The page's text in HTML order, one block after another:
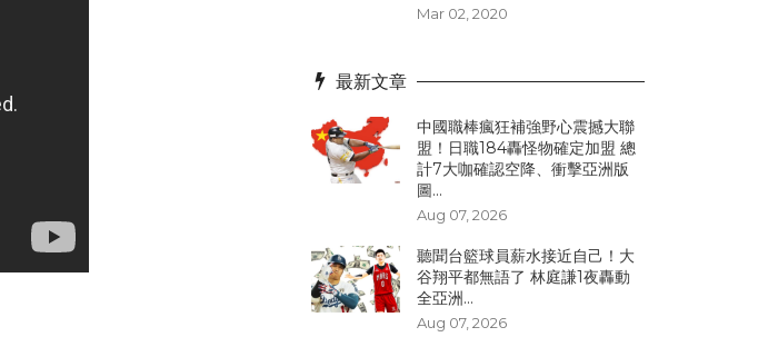
Mar 02, 2020
最新文章
中國職棒瘋狂補強野心震撼大聯
盟！日職184轟怪物確定加盟 總
計7大咖確認空降、衝擊亞洲版
圖...
Aug 07, 2026
聽聞台籃球員薪水接近自己！大
谷翔平都無語了 林庭謙1夜轟動
全亞洲...
Aug 07, 2026